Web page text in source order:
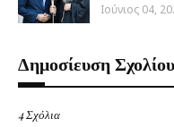
Ιούνιος 04,
Δημοσίευση Σχολίου
4 Σχόλια